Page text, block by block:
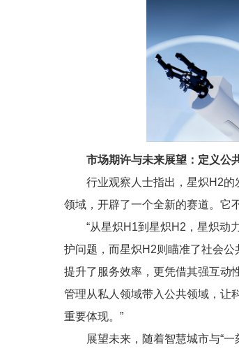
市场期许与未来展望：定义公
行业观察人士指出，星炽H2
领域，开辟了一个全新的赛道。它
“从星炽H1到星炽H2，星炽动
护问题，而星炽H2则瞄准了社会
提升了服务效率，更凭借其强互动
管理从私人领域带入公共领域，让
重要体现。”
展望未来，随着智慧城市与“